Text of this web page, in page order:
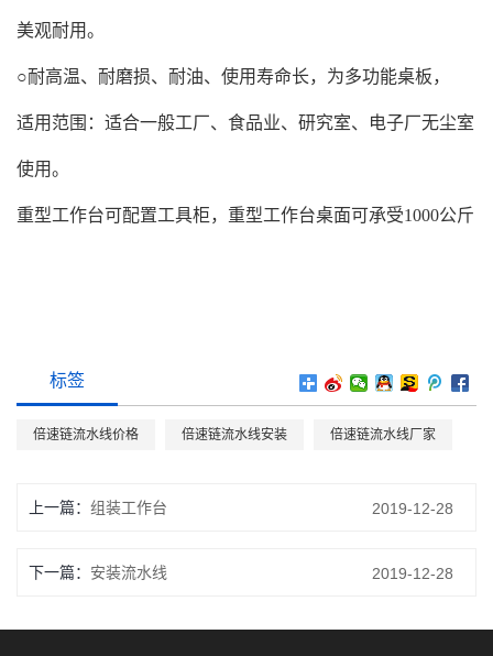
美观耐用。
○耐高温、耐磨损、耐油、使用寿命长，为多功能桌板，
适用范围：适合一般工厂、食品业、研究室、电子厂无尘室
使用。
重型工作台可配置工具柜，重型工作台桌面可承受1000公斤
标签
倍速链流水线价格 倍速链流水线安装 倍速链流水线厂家
上一篇 组装工作台 2019-12-28
下一篇 安装流水线 2019-12-28